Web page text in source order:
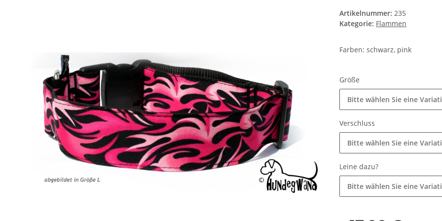
Artikelnummer: 235
Kategorie: Flammen
Farben: schwarz, pink
Größe
Bitte wählen Sie eine
Verschluss
Bitte wählen Sie eine
Leine dazu?
Bitte wählen Sie eine